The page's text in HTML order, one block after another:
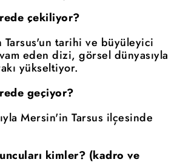
çekiliyor?
tarihi ve büyüleyici
eden dizi, görsel dünyasıyla
yükseltiyor.
geçiyor?
Mersin'in Tarsus ilçesinde
kimler? (kadro ve